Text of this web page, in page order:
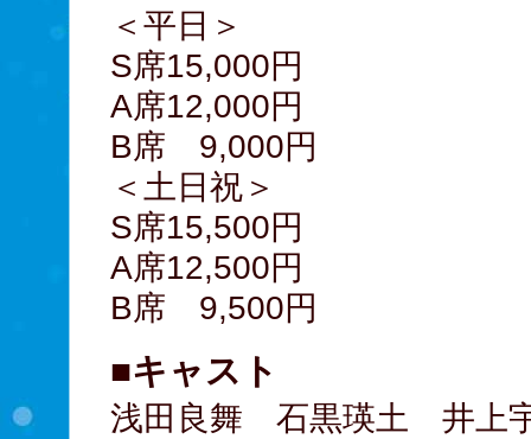
＜平日＞
S席15,000円
A席12,000円
B席 9,000円
＜土日祝＞
S席15,500円
A席12,500円
B席 9,500円
■キャスト
浅田良舞 石黒瑛土 井上